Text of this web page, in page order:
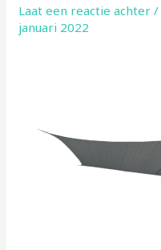
Laat een reactie achter /
januari 2022